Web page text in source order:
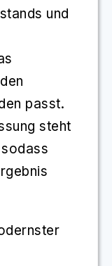
und
passt.
steht